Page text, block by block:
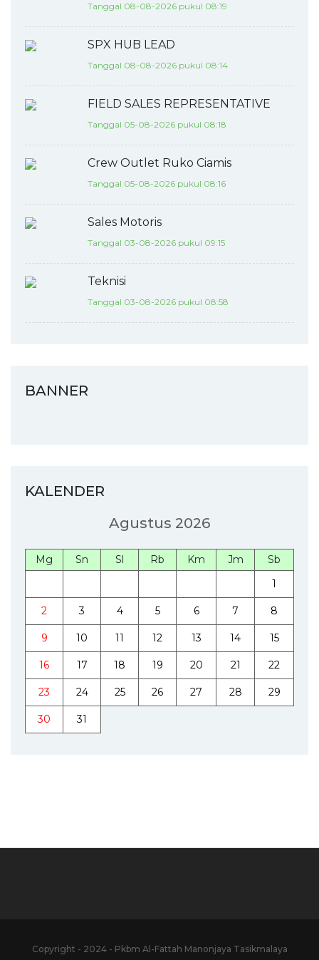
Tanggal 08-08-2026 pukul 08:19
SPX HUB LEAD
Tanggal 08-08-2026 pukul 08:14
FIELD SALES REPRESENTATIVE
Tanggal 05-08-2026 pukul 08:18
Crew Outlet Ruko Ciamis
Tanggal 05-08-2026 pukul 08:16
Sales Motoris
Tanggal 03-08-2026 pukul 09:15
Teknisi
Tanggal 03-08-2026 pukul 08:58
BANNER
KALENDER
Agustus 2026
Mg Sn Sl Rb Km Jm
Sb
1
2 3 4 5 6 7 8
9 10 11 12 13 14 15
16 17 18 19 20 21 22
23 24 25 26 27 28 29
30 31
Copyright - 2024 - Pkbm Al-Fattah Manonjaya Tasikmalaya